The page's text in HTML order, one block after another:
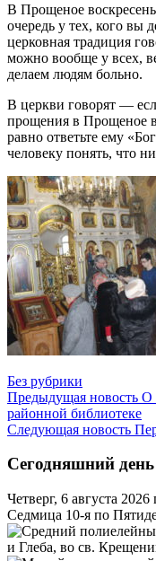
В Прощеное
очередь у тех, кого вы
церковная традиция
можно вообще у всех,
делаем людям больно.
В церкви говорят —
прощения в Прощеное
равно ответьте ему
человеку понять, что
Без рубрики
Предыдущая новость О
районной библиотеке
Следующая новость
Сегодняшний день
Четверг, 6 августа 2026
Седмица 10-я по
и Глеба, во св.